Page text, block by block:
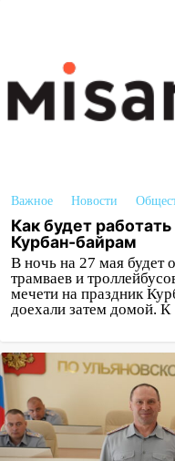
Важное Новости
Как будет
Курбан-байрам
В ночь на 27 мая будет
трамваев и
мечети на праздник
доехали затем домой. К